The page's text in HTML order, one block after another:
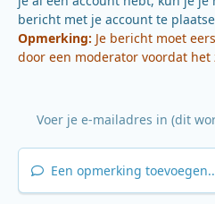
bericht met je account te
Opmerking: Je bericht moet
door een moderator voordat het
Een opmerking